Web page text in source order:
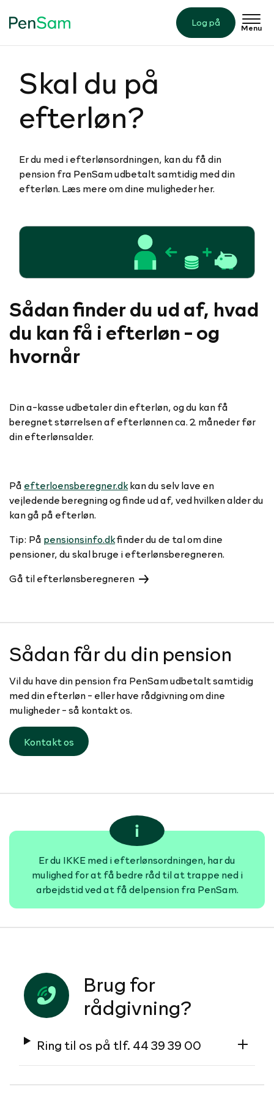
Log på Menu
Skal du på
efterløn?
Er du med i efterlønsordningen, kan du få din
pension fra PenSam udbetalt samtidig med din
efterløn. Læs mere om dine muligheder her.
Sådan finder du ud af, hvad
du kan få i efterløn - og
hvornår
Din a-kasse udbetaler din efterløn, og du kan få
beregnet størrelsen af efterlønnen ca. 2 måneder før
din efterlønsalder.
På efterloensberegner.dkkan du selv lave en
vejledende beregning og finde ud af, ved hvilken alder du
kan gå på efterløn.
Tip: På pensionsinfo.dkfinder du de tal om dine
pensioner, du skal bruge i efterlønsberegneren.
Gå til efterlønsberegneren
Sådan får du din pension
Vil du have din pension fra PenSam udbetalt samtidig
med din efterløn - eller have rådgivning om dine
muligheder - så kontakt os.
Kontakt os
Er du IKKE med i efterlønsordningen, har du
mulighed for at få bedre råd til at trappe ned i
arbejdstid ved at få delpension fra PenSam.
Brug for
rådgivning?
Ring til os på tlf. 44 39 39 00